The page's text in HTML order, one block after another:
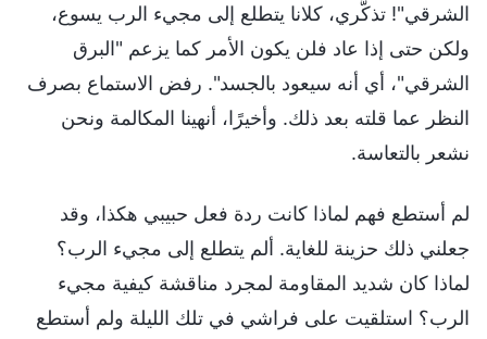
الشرقي"! تذكَّري، كلانا يتطلع إلى مجيء الرب يسوع،
ولكن حتى إذا عاد فلن يكون الأمر كما يزعم "البرق
الشرقي"، أي أنه سيعود بالجسد". رفض الاستماع بصرف
النظر عما قلته بعد ذلك. وأخيرًا، أنهينا المكالمة ونحن
نشعر بالتعاسة.
لم أستطع فهم لماذا كانت ردة فعل حبيبي هكذا، وقد
جعلني ذلك حزينة للغاية. ألم يتطلع إلى مجيء الرب؟
لماذا كان شديد المقاومة لمجرد مناقشة كيفية مجيء
الرب؟ استلقيت على فراشي في تلك الليلة ولم أستطع